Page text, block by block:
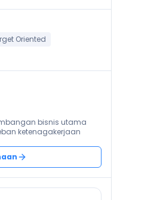
Oriented
bisnis utama
ketenagakerjaan